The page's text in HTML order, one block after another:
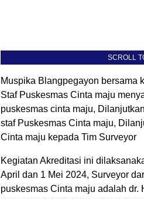
SCROLL
Muspika Blangpegayon bersama
Staf Puskesmas Cinta maju
puskesmas cinta maju,
staf Puskesmas Cinta maju,
Cinta maju kepada Tim Surveyor
Kegiatan Akreditasi ini
April dan 1 Mei 2024, Surveyor
puskesmas Cinta maju adalah dr.